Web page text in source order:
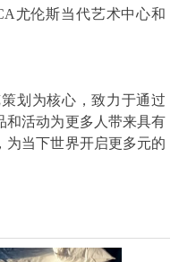
尤伦斯当代艺术中心和
策划为核心，致力于通过
和活动为更多人带来具有
为当下世界开启更多元的